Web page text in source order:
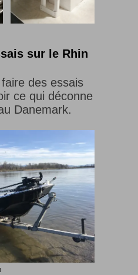
sur le Rhin
des essais
ce qui déconne
Danemark.